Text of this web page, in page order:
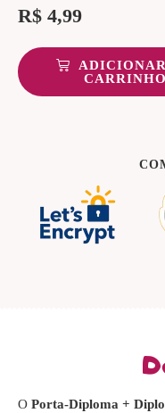
R$ 4,99
CARRINHO
O Porta-Diploma +